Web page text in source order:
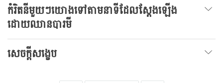
កំរិតនីមួយៗយោងទៅតាមនាទីដែលស្តែងឡើង
ដោយឈានបារមី
សេចក្តីសង្ខេប